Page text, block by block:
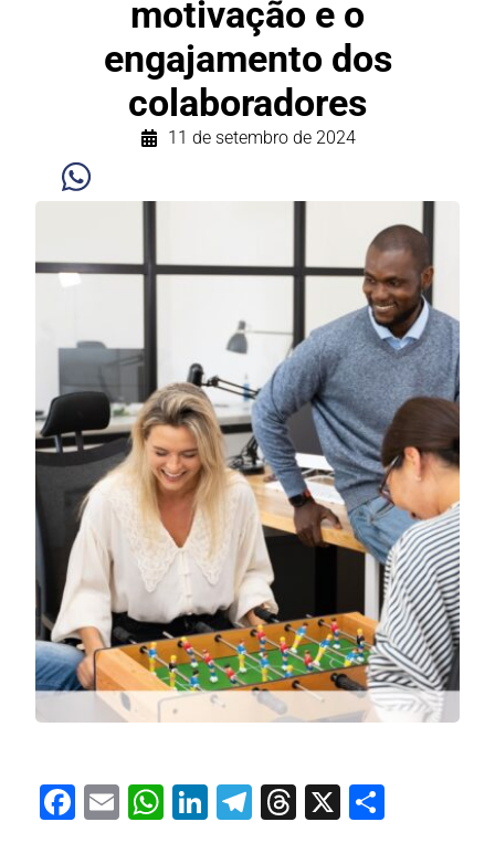
motivação e o
engajamento dos
colaboradores
11 de setembro de 2024
Facebook
EmailWhatsApp
LinkedIn
Telegram
Threads
X